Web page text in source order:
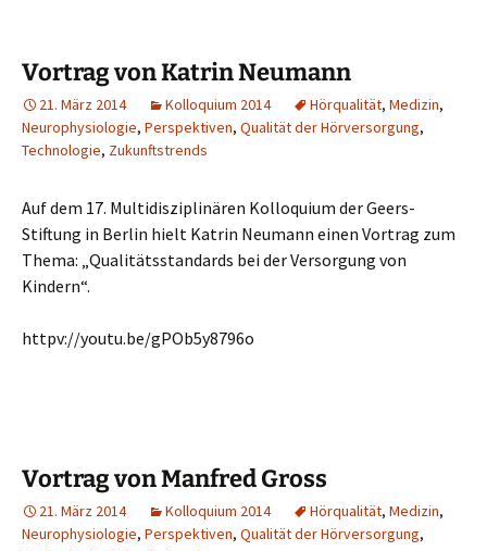
Vortrag von Katrin Neumann
21. März 2014 Kolloquium 2014 Hörqualität, Medizin,
Neurophysiologie, Perspektiven, Qualität der Hörversorgung,
Technologie, Zukunftstrends
Auf dem 17. Multidisziplinären Kolloquium der Geers-
Stiftung in Berlin hielt Katrin Neumann einen Vortrag zum
Thema: „Qualitätsstandards bei der Versorgung von
Kindern“.
httpv://youtu.be/gPOb5y8796o
Vortrag von Manfred Gross
21. März 2014 Kolloquium 2014 Hörqualität, Medizin,
Neurophysiologie, Perspektiven, Qualität der Hörversorgung,